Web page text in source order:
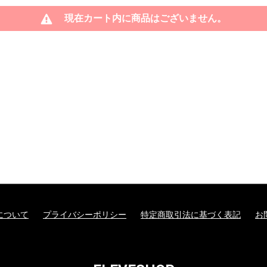
現在カート内に商品はございません。
ついて プライバシーポリシー 特定商取引法に基づく表記 お